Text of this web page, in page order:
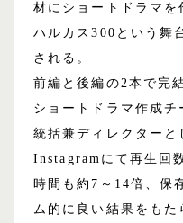
材にショートドラマを
ハルカス300という舞
される。
前編と後編の2本で完結
ショートドラマ作成
統括兼ディレクターと
Instagramにて再生回
時間も約7～14倍、保
ム的に良い結果をもた